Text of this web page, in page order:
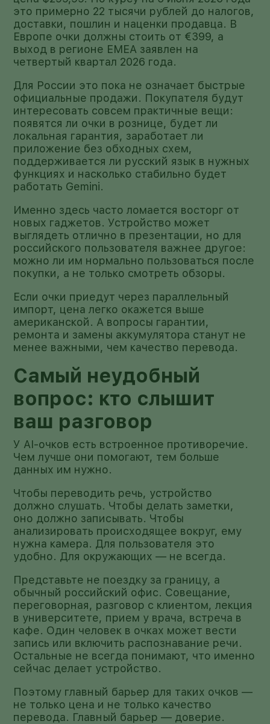
это примерно 22 тысячи рублей до налогов,
доставки, пошлин и наценки продавца. В
Европе очки должны стоить от €399, а
выход в регионе EMEA заявлен на
четвертый квартал 2026 года.
Для России это пока не означает быстрые
официальные продажи. Покупателя будут
интересовать совсем практичные вещи:
появятся ли очки в рознице, будет ли
локальная гарантия, заработает ли
приложение без обходных схем,
поддерживается ли русский язык в нужных
функциях и насколько стабильно будет
работать Gemini.
Именно здесь часто ломается восторг от
новых гаджетов. Устройство может
выглядеть отлично в презентации, но для
российского пользователя важнее другое:
можно ли им нормально пользоваться после
покупки, а не только смотреть обзоры.
Если очки приедут через параллельный
импорт, цена легко окажется выше
американской. А вопросы гарантии,
ремонта и замены аккумулятора станут не
менее важными, чем качество перевода.
Самый неудобный
вопрос: кто слышит
ваш разговор
У AI-очков есть встроенное противоречие.
Чем лучше они помогают, тем больше
данных им нужно.
Чтобы переводить речь, устройство
должно слушать. Чтобы делать заметки,
оно должно записывать. Чтобы
анализировать происходящее вокруг, ему
нужна камера. Для пользователя это
удобно. Для окружающих — не всегда.
Представьте не поездку за границу, а
обычный российский офис. Совещание,
переговорная, разговор с клиентом, лекция
в университете, прием у врача, встреча в
кафе. Один человек в очках может вести
запись или включить распознавание речи.
Остальные не всегда понимают, что именно
сейчас делает устройство.
Поэтому главный барьер для таких очков —
не только цена и не только качество
перевода. Главный барьер — доверие.